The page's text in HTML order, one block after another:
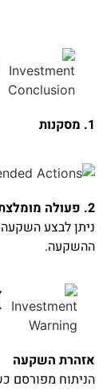
1. מסקנות
2. פעולה מומלצת
ניתן לבצע
ההשקעה.
אזהרת השקעה
הניתוח מפורסם